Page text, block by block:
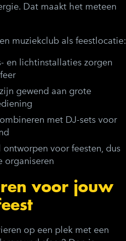
Dat maakt het meteen
muziekclub als feestlocatie:
en lichtinstallaties zorgen
gewend aan grote
met DJ-sets voor
voor feesten, dus
organiseren
voor jouw
op een plek met een